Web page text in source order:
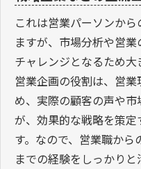
これは営業パーソンか
ますが、市場分析や営
チャレンジとなるため大
営業企画の役割は、営
め、実際の顧客の声や
が、効果的な戦略を策
す。なので、営業職か
までの経験をしっかり